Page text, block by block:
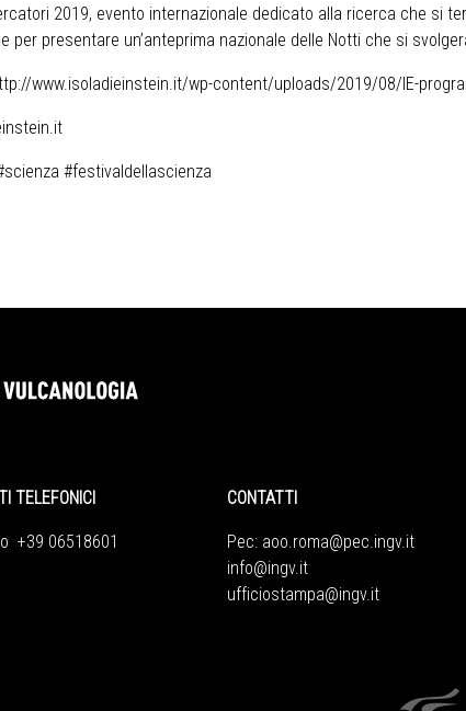
2019, evento internazionale dedicato alla ricerca che si
per presentare un’anteprima nazionale delle Notti che si
www.isoladieinstein.it/wp-content/uploads/2019/08/IE-
#festivaldellascienza
TELEFONICI
+39 06518601
CONTATTI
Pec: aoo.roma@pec.ingv.it
info@ingv.it
ufficiostampa@ingv.it